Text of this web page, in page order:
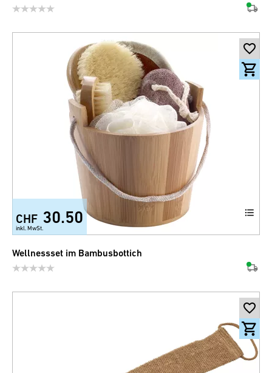
CHF 30.50
inkl. MwSt.
Wellnessset im Bambusbottich